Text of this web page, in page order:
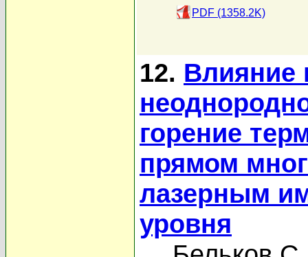
PDF (1358.2K)
12. Влияние
горение
прямом
лазерным
уровня